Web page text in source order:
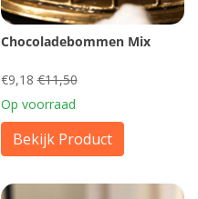
Chocoladebommen Mix
€9,18 €11,50
Op voorraad
Bekijk Product